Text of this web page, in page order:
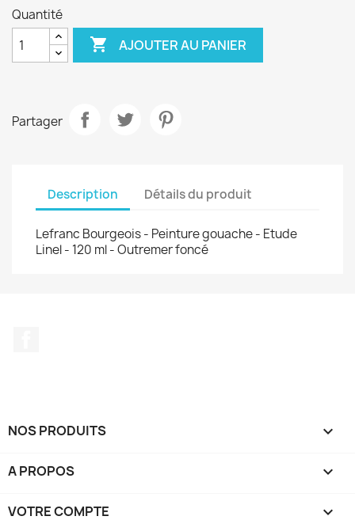
Quantité
 AJOUTER AU PANIER
Partager
Description Détails du produit
Lefranc Bourgeois - Peinture gouache - Etude
Linel - 120 ml - Outremer foncé
NOS PRODUITS 
A PROPOS 
VOTRE COMPTE 